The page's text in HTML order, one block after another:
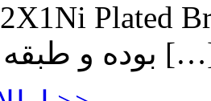
طبقه خروجی آن […]